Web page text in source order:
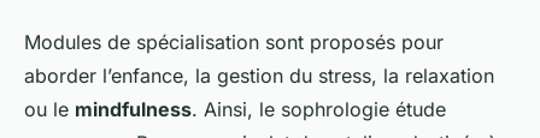
Modules de spécialisation sont proposés pour
aborder l’enfance, la gestion du stress, la relaxation
ou le mindfulness. Ainsi, le sophrologie étude